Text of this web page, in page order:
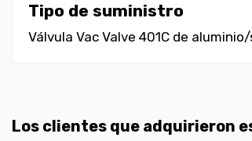
Tipo de suministro
Válvula Vac Valve 401C de
Los clientes que adquirieron